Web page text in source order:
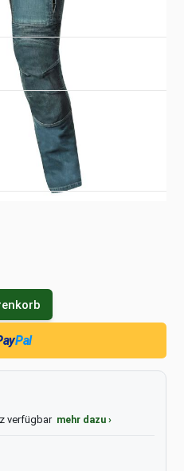
Pal
verfügbar mehr dazu ›